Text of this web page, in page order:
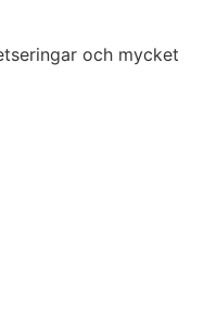
och mycket